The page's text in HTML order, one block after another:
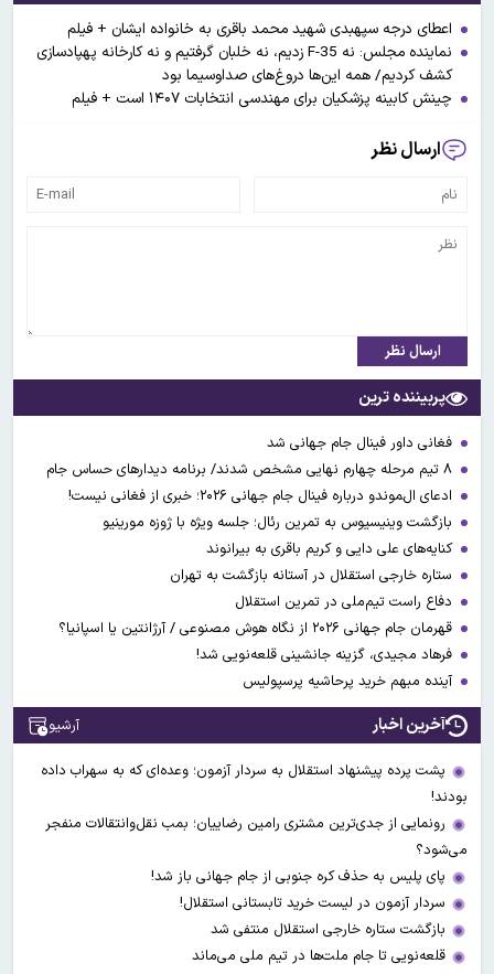
اعطای درجه سپهبدی شهید محمد باقری به خانواده ایشان + فیلم
نماینده مجلس: نه F-35 زدیم، نه خلبان گرفتیم و نه کارخانه پهپادسازی
کشف کردیم/ همه این‌ها دروغ‌های صداوسیما بود
چینش کابینه پزشکیان برای مهندسی انتخابات ۱۴۰۷ است + فیلم
ارسال نظر
ارسال نظر
پربیننده ترین
فغانی داور فینال جام جهانی شد
ادعای ال‌‍موندو درباره فینال جام جهانی ۲۰۲۶؛ خبری از فغانی نیست!
بازگشت وینیسیوس به تمرین رئال؛ جلسه ویژه با ژوزه مورینیو
کنایه‌های علی دایی و کریم باقری به بیرانوند
ستاره خارجی استقلال در آستانه بازگشت به تهران
دفاع راست تیم‌ملی در تمرین استقلال
قهرمان جام جهانی ۲۰۲۶ از نگاه هوش مصنوعی / آرژانتین یا اسپانیا؟
فرهاد مجیدی، گزینه جانشینی قلعه‌نویی شد!
آینده مبهم خرید پرحاشیه پرسپولیس
آخرین اخبار آرشیو
پشت پرده پیشنهاد استقلال به سردار آزمون؛ وعده‌ای که به سهراب داده
بودند!
رونمایی از جدی‌ترین مشتری رامین رضاییان؛ بمب نقل‌وانتقالات منفجر
می‌شود؟
پای پلیس به حذف کره جنوبی از جام جهانی باز شد!
سردار آزمون در لیست خرید تابستانی استقلال!
بازگشت ستاره خارجی استقلال منتفی شد
قلعه‌نویی تا جام ملت‌ها در تیم ملی می‌ماند